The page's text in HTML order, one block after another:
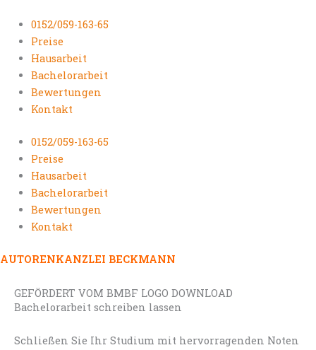
0152/059-163-65
Preise
Hausarbeit
Bachelorarbeit
Bewertungen
Kontakt
0152/059-163-65
Preise
Hausarbeit
Bachelorarbeit
Bewertungen
Kontakt
AUTORENKANZLEI BECKMANN
GEFÖRDERT VOM BMBF LOGO DOWNLOAD
Bachelorarbeit schreiben lassen
Schließen Sie Ihr Studium mit hervorragenden Noten